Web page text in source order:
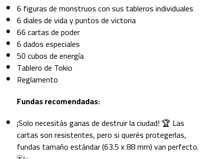
6 figuras de monstruos con sus tableros individuales
6 diales de vida y puntos de victoria
66 cartas de poder
6 dados especiales
50 cubos de energía
Tablero de Tokio
Reglamento
Fundas recomendadas:
¡Solo necesitás ganas de destruir la ciudad! 🏆 Las
cartas son resistentes, pero si querés protegerlas,
fundas tamaño estándar (63.5 x 88 mm) van perfecto.